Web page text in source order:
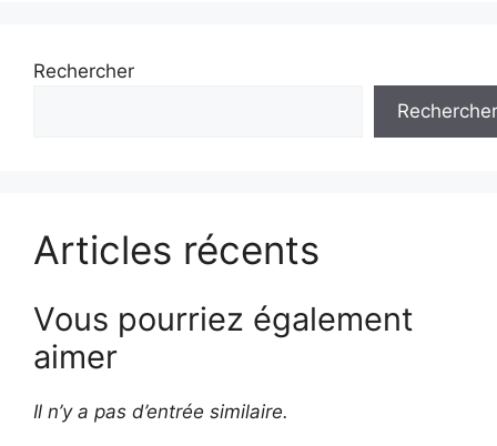
Rechercher
Rechercher
Articles récents
Vous pourriez également
aimer
Il n’y a pas d’entrée similaire.